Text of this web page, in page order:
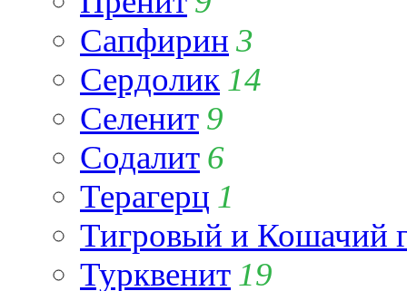
Сапфирин 3
Сердолик 14
Селенит 9
Содалит 6
Терагерц 1
Тигровый и Кошачий
Турквенит 19